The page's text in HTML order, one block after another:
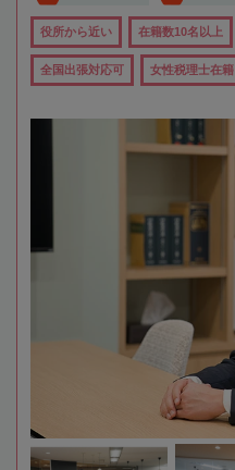
役所から近い 在籍数10名以上
全国出張対応可 女性税理士在籍